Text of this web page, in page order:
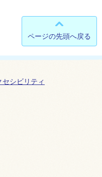
ページの先頭へ戻る
セシビリティ